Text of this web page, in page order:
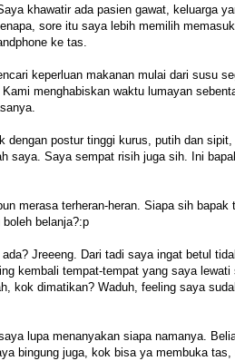
khawatir ada pasien gawat, keluarga
sore itu saya lebih memilih
ke tas.
keperluan makanan mulai dari susu
menghabiskan waktu lumayan
dengan postur tinggi kurus, putih dan
saya. Saya sempat risih juga sih. Ini
merasa terheran-heran. Siapa sih bapak
belanja?:p
Jreeeng. Dari tadi saya ingat betul
kembali tempat-tempat yang saya lewati
kok dimatikan? Waduh, feeling saya
lupa menanyakan siapa namanya.
bingung juga, kok bisa ya membuka tas,